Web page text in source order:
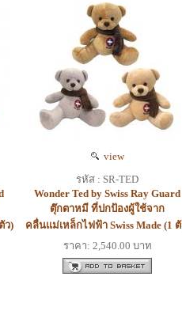
ว)
view
รหัส : SR-TED
Wonder Ted by Swiss Ray Guard
ตุ๊กตาหมี ที่ปกป้องผู้ใช้จาก
คลื่นแม่เหล็กไฟฟ้า Swiss Made (1
ราคา: 2,540.00 บาท